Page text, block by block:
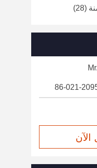
(28)
86-021-
الآن